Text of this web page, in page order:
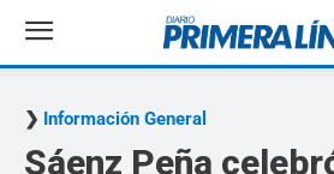
Información General
Sáenz Peña